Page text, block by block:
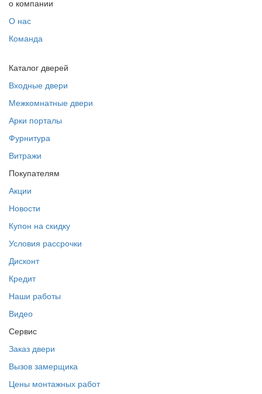
о компании
О нас
Команда
Каталог дверей
Входные двери
Межкомнатные двери
Арки порталы
Фурнитура
Витражи
Покупателям
Акции
Новости
Купон на скидку
Условия рассрочки
Дисконт
Кредит
Наши работы
Видео
Сервис
Заказ двери
Вызов замерщика
Цены монтажных работ